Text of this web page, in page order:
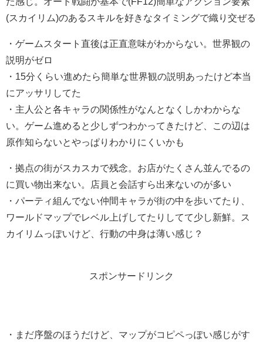
(スカイリム)のあるスキルを好きなタイミングで織り交ぜる
・ゲームスタート直後は正直意味がわからない。世界観の
説明がゼロ
・15分くらい進めたら簡単な世界観の説明あったけど本当
にアッサリしてた
・主人公と各キャラの関係性がなんとなくしかわからな
い。ゲーム進めると少しずつわかってきたけど、この辺は
原作知らないとやっぱりわかりにくいかも
・拠点の街がスカスカで残念。お店がたくさん並んでるの
に買い物出来ない。店員と会話すら出来ないのが多い
・パーティ組んでない仲間キャラが街の中を歩いてたり、
ワールドマップでレベル上げしてたりしてて少し新鮮。ス
カイリムっぽいけど、行動の中身は薄い感じ？
スポンサードリンク
・まだ序盤のほうだけど、マップがコピペっぽい感じがす